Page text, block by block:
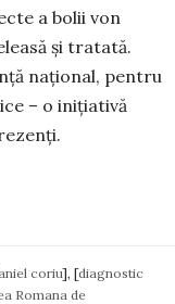
a bolii von
și tratată.
național, pentru
– o inițiativă
coriu], [diagnostic
Romana de